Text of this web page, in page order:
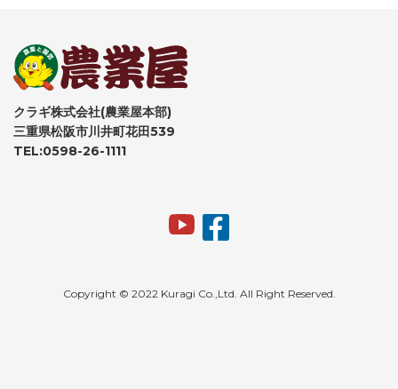
クラギ株式会社(農業屋本部)
三重県松阪市川井町花田539
TEL:0598-26-1111
Copyright © 2022 Kuragi Co.,Ltd. All Right Reserved.